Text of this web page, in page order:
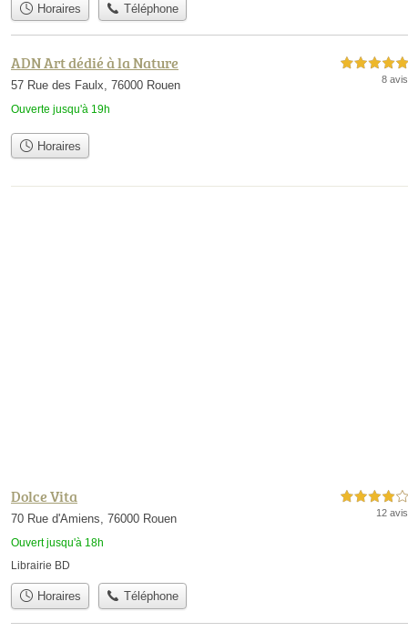
Horaires Téléphone
ADN Art dédié à la Nature
57 Rue des Faulx, 76000 Rouen
Ouverte jusqu'à 19h
5,0 étoiles sur 5
8 avis
Horaires
Dolce Vita
70 Rue d'Amiens, 76000 Rouen
Ouvert jusqu'à 18h
4,0 étoiles sur 5
12 avis
Librairie BD
Horaires Téléphone